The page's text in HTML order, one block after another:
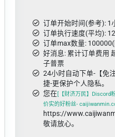
订单开始时间(参考): 1
订单执行速度(平均):
订单max数量:
好消息: 累计订单费用
子普票
24小时自动下单-【免
捷-更保护个人隐私。
您在[【财济万民】Discord
价实的好粉丝-
https://
敬请放心。